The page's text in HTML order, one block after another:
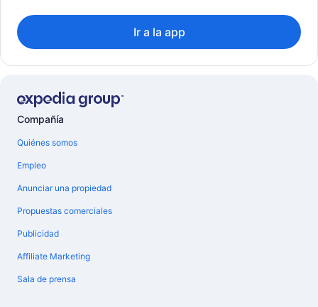
Ir a la app
Compañía
Quiénes somos
Empleo
Anunciar una propiedad
Propuestas comerciales
Publicidad
Affiliate Marketing
Sala de prensa